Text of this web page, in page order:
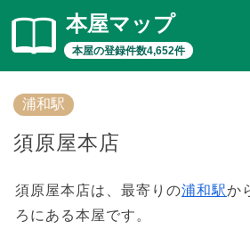
本屋マップ
本屋の登録件数4,652件
浦和駅
須原屋本店
須原屋本店は、最寄りの浦和駅か
ろにある本屋です。